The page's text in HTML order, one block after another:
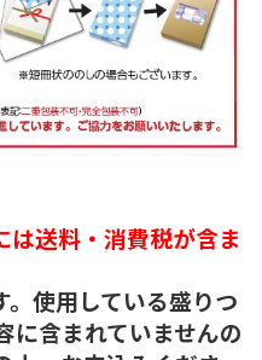
送料・消費税が含ま
使用している盛りつ
に含まれていませんの